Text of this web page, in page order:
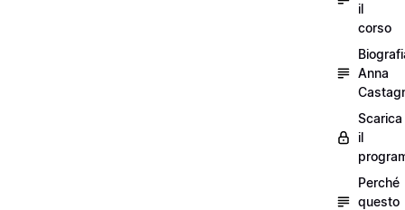
il
corso
Anna
Scarica
il
Perché
questo